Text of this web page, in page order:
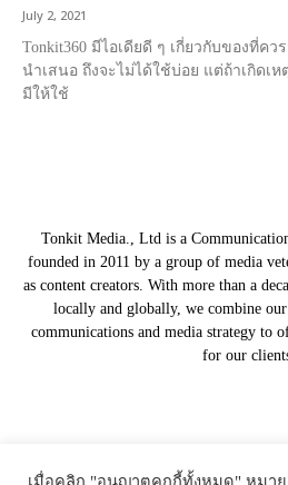
July 2, 2021
Tonkit360 มีไอเดียดี ๆ เกี่ยวกับของที่คว
นำเสนอ ถึงจะไม่ได้ใช้บ่อย แต่ถ้าเกิดเ
มีให้ใช้
Tonkit Media., Ltd is a
founded in 2011 by a group of media
as content creators. With more than a
locally and globally, we combine
communications and media strategy to
for our